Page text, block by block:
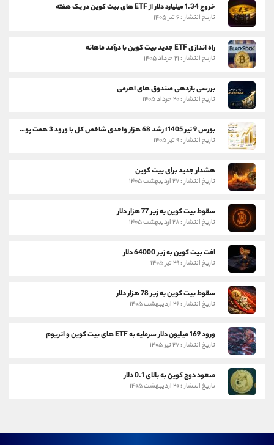
خروج 1.34 میلیارد دلار از ETF های بیت کوین در یک هفته
تاریخ انتشار : ۶ تیر ۱۴۰۵
راه اندازی ETF جدید بیت کوین با درآمد ماهانه
تاریخ انتشار : ۲۱ خرداد ۱۴۰۵
بررسی بازدهی صندوق های اهرمی
تاریخ انتشار : ۲۰ خرداد ۱۴۰۵
بورس 9 تیر 1405؛ رشد 68 هزار واحدی شاخص کل با ورود 3 همت پول حقیقی
تاریخ انتشار : ۹ تیر ۱۴۰۵
هشدار جدید برای بیت کوین
تاریخ انتشار : ۲۷ اردیبهشت ۱۴۰۵
سقوط بیت کوین به زیر 77 هزار دلار
تاریخ انتشار : ۲۸ اردیبهشت ۱۴۰۵
افت بیت کوین به زیر 64000 دلار
تاریخ انتشار : ۲۹ تیر ۱۴۰۵
سقوط بیت کوین به زیر 78 هزار دلار
تاریخ انتشار : ۲۶ اردیبهشت ۱۴۰۵
ورود 169 میلیون دلار سرمایه به ETF های بیت کوین و اتریوم
تاریخ انتشار : ۲۷ تیر ۱۴۰۵
صعود دوج کوین به بالای 0.1 دلار
تاریخ انتشار : ۲۰ اردیبهشت ۱۴۰۵